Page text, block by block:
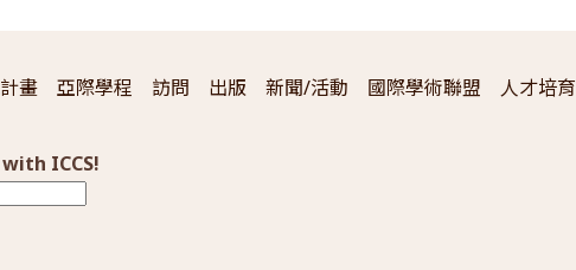
畫 亞際學程 訪問 出版 新聞/活動 國際學術聯盟 人才培育
ICCS!